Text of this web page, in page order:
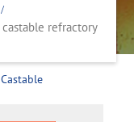
refractory